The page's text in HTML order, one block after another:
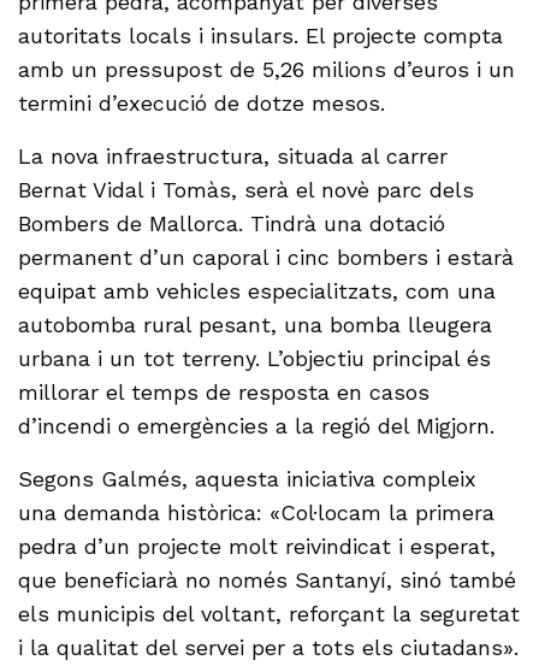
autoritats locals i insulars. El projecte compta
amb un pressupost de 5,26 milions d’euros i un
termini d’execució de dotze mesos.
La nova infraestructura, situada al carrer
Bernat Vidal i Tomàs, serà el novè parc dels
Bombers de Mallorca. Tindrà una dotació
permanent d’un caporal i cinc bombers i estarà
equipat amb vehicles especialitzats, com una
autobomba rural pesant, una bomba lleugera
urbana i un tot terreny. L’objectiu principal és
millorar el temps de resposta en casos
d’incendi o emergències a la regió del Migjorn.
Segons Galmés, aquesta iniciativa compleix
una demanda històrica: «Col·locam la primera
pedra d’un projecte molt reivindicat i esperat,
que beneficiarà no només Santanyí, sinó també
els municipis del voltant, reforçant la seguretat
i la qualitat del servei per a tots els ciutadans».